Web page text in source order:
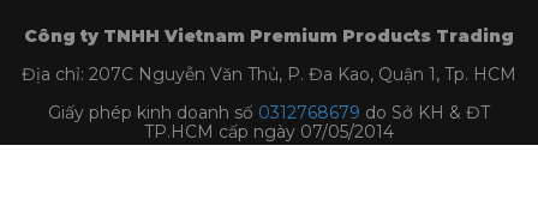
Công ty TNHH Vietnam Premium Products Trading
Địa chỉ: 207C Nguyễn Văn Thủ, P. Đa Kao, Quận 1, Tp. HCM
Giấy phép kinh doanh số 0312768679 do Sở KH & ĐT
TP.HCM cấp ngày 07/05/2014